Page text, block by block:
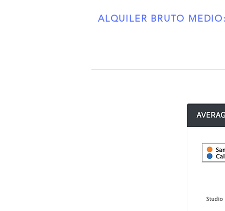
ALQUILER BRUTO MEDIO: